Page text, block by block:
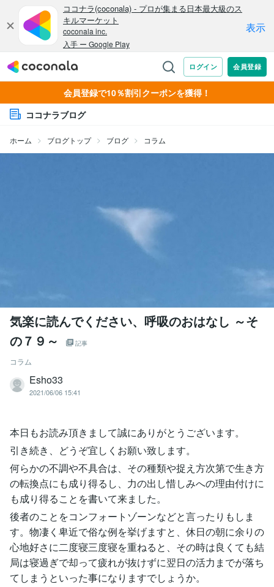
会員登録で10％割引クーポンを獲得！
ココナラブログ
ホーム ブログトップ ブログ コラム
気楽に読んでください、呼吸のおはなし ～そ
の７９～
記事
コラム
Esho33
2021/06/06 15:41
本日もお読み頂きまして誠にありがとうございます。
引き続き、どうぞ宜しくお願い致します。
何らかの不調や不具合は、その種類や捉え方次第で生き方
の転換点にも成り得るし、力の出し惜しみへの理由付けに
も成り得ることを書いて来ました。
後者のことをコンフォートゾーンなどと言ったりもしま
す。物凄く卑近で俗な例を挙げますと、休日の朝に余りの
心地好さに二度寝三度寝を重ねると、その時は良くても結
局は寝過ぎで却って疲れが抜けずに翌日の活力までが落ち
てしまうといった事になりますでしょうか。